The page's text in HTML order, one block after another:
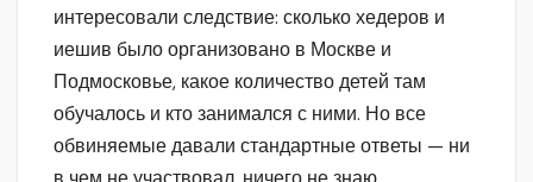
интересовали следствие: сколько хедеров и
иешив было организовано в Москве и
Подмосковье, какое количество детей там
обучалось и кто занимался с ними. Но все
обвиняемые давали стандартные ответы — ни